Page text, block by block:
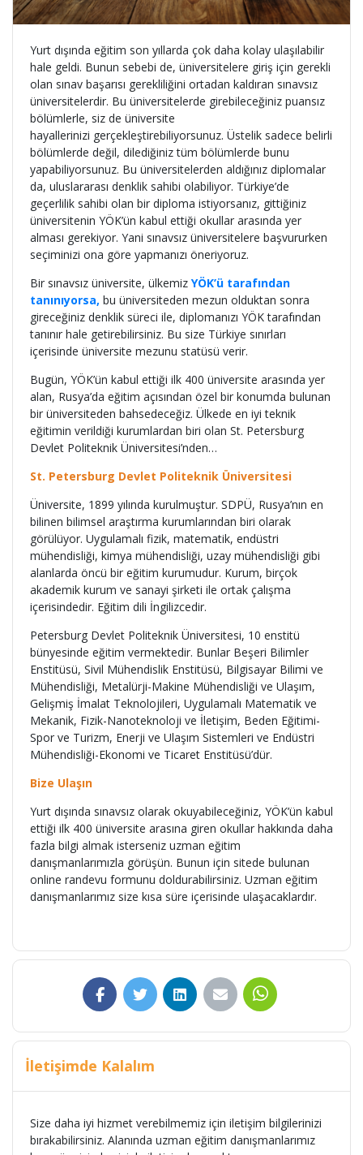
Yurt dışında eğitim son yıllarda çok daha kolay ulaşılabilir
hale geldi. Bunun sebebi de, üniversitelere giriş için gerekli
olan sınav başarısı gerekliliğini ortadan kaldıran sınavsız
üniversitelerdir. Bu üniversitelerde girebileceğiniz puansız
bölümlerle, siz de üniversite
hayallerinizi gerçekleştirebiliyorsunuz. Üstelik sadece belirli
bölümlerde değil, dilediğiniz tüm bölümlerde bunu
yapabiliyorsunuz. Bu üniversitelerden aldığınız diplomalar
da, uluslararası denklik sahibi olabiliyor. Türkiye’de
geçerlilik sahibi olan bir diploma istiyorsanız, gittiğiniz
üniversitenin YÖK’ün kabul ettiği okullar arasında yer
alması gerekiyor. Yani sınavsız üniversitelere başvururken
seçiminizi ona göre yapmanızı öneriyoruz.
Bir sınavsız üniversite, ülkemiz YÖK’ü tarafından
tanınıyorsa, bu üniversiteden mezun olduktan sonra
gireceğiniz denklik süreci ile, diplomanızı YÖK tarafından
tanınır hale getirebilirsiniz. Bu size Türkiye sınırları
içerisinde üniversite mezunu statüsü verir.
Bugün, YÖK’ün kabul ettiği ilk 400 üniversite arasında yer
alan, Rusya’da eğitim açısından özel bir konumda bulunan
bir üniversiteden bahsedeceğiz. Ülkede en iyi teknik
eğitimin verildiği kurumlardan biri olan St. Petersburg
Devlet Politeknik Üniversitesi’nden…
St. Petersburg Devlet Politeknik Üniversitesi
Üniversite, 1899 yılında kurulmuştur. SDPÜ, Rusya’nın en
bilinen bilimsel araştırma kurumlarından biri olarak
görülüyor. Uygulamalı fizik, matematik, endüstri
mühendisliği, kimya mühendisliği, uzay mühendisliği gibi
alanlarda öncü bir eğitim kurumudur. Kurum, birçok
akademik kurum ve sanayi şirketi ile ortak çalışma
içerisindedir. Eğitim dili İngilizcedir.
Petersburg Devlet Politeknik Üniversitesi, 10 enstitü
bünyesinde eğitim vermektedir. Bunlar Beşeri Bilimler
Enstitüsü, Sivil Mühendislik Enstitüsü, Bilgisayar Bilimi ve
Mühendisliği, Metalürji-Makine Mühendisliği ve Ulaşım,
Gelişmiş İmalat Teknolojileri, Uygulamalı Matematik ve
Mekanik, Fizik-Nanoteknoloji ve İletişim, Beden Eğitimi-
Spor ve Turizm, Enerji ve Ulaşım Sistemleri ve Endüstri
Mühendisliği-Ekonomi ve Ticaret Enstitüsü’dür.
Bize Ulaşın
Yurt dışında sınavsız olarak okuyabileceğiniz, YÖK’ün kabul
ettiği ilk 400 üniversite arasına giren okullar hakkında daha
fazla bilgi almak isterseniz uzman eğitim
danışmanlarımızla görüşün. Bunun için sitede bulunan
online randevu formunu doldurabilirsiniz. Uzman eğitim
danışmanlarımız size kısa süre içerisinde ulaşacaklardır.
İletişimde Kalalım
Size daha iyi hizmet verebilmemiz için iletişim bilgilerinizi
bırakabilirsiniz. Alanında uzman eğitim danışmanlarımız